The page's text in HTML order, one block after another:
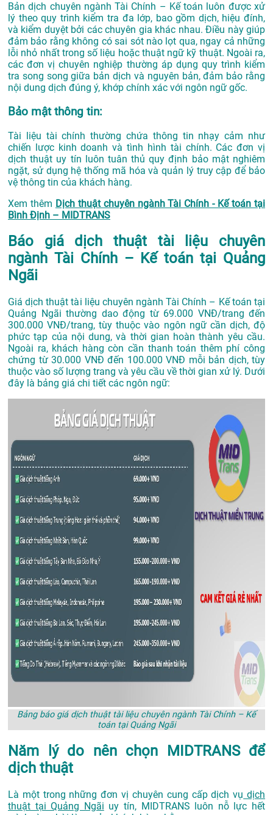
Bản dịch chuyên ngành Tài Chính – Kế toán luôn được xử
lý theo quy trình kiểm tra đa lớp, bao gồm dịch, hiệu đính,
và kiểm duyệt bởi các chuyên gia khác nhau. Điều này giúp
đảm bảo rằng không có sai sót nào lọt qua, ngay cả những
lỗi nhỏ nhất trong số liệu hoặc thuật ngữ kỹ thuật. Ngoài ra,
các đơn vị chuyên nghiệp thường áp dụng quy trình kiểm
tra song song giữa bản dịch và nguyên bản, đảm bảo rằng
nội dung dịch đúng ý, khớp chính xác với ngôn ngữ gốc.
Bảo mật thông tin:
Tài liệu tài chính thường chứa thông tin nhạy cảm như
chiến lược kinh doanh và tình hình tài chính. Các đơn vị
dịch thuật uy tín luôn tuân thủ quy định bảo mật nghiêm
ngặt, sử dụng hệ thống mã hóa và quản lý truy cập để bảo
vệ thông tin của khách hàng.
Xem thêm Dịch thuật chuyên ngành Tài Chính - Kế toán tại
Bình Định – MIDTRANS
Báo giá dịch thuật tài liệu chuyên
ngành Tài Chính – Kế toán tại Quảng
Ngãi
Giá dịch thuật tài liệu chuyên ngành Tài Chính – Kế toán tại
Quảng Ngãi thường dao động từ 69.000 VNĐ/trang đến
300.000 VNĐ/trang, tùy thuộc vào ngôn ngữ cần dịch, độ
phức tạp của nội dung, và thời gian hoàn thành yêu cầu.
Ngoài ra, khách hàng còn cần thanh toán thêm phí công
chứng từ 30.000 VNĐ đến 100.000 VNĐ mỗi bản dịch, tùy
thuộc vào số lượng trang và yêu cầu về thời gian xử lý. Dưới
đây là bảng giá chi tiết các ngôn ngữ:
Bảng báo giá dịch thuật tài liệu chuyên ngành Tài Chính – Kế
toán tại Quảng Ngãi
Năm lý do nên chọn MIDTRANS để
dịch thuật
Là một trong những đơn vị chuyên cung cấp dịch vụ dịch
thuật tại Quảng Ngãi uy tín, MIDTRANS luôn nỗ lực hết